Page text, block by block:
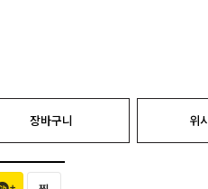
장바구니 위